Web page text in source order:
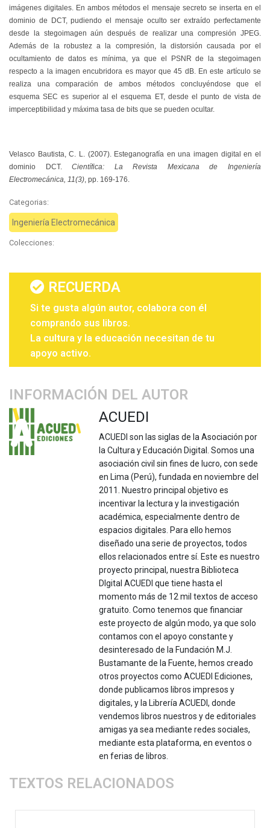
imágenes digitales. En ambos métodos el mensaje secreto se inserta en el
dominio de DCT, pudiendo el mensaje oculto ser extraído perfectamente
desde la stegoimagen aún después de realizar una compresión JPEG.
Además de la robustez a la compresión, la distorsión causada por el
ocultamiento de datos es mínima, ya que el PSNR de la stegoimagen
respecto a la imagen encubridora es mayor que 45 dB. En este artículo se
realiza una comparación de ambos métodos concluyéndose que el
esquema SEC es superior al el esquema ET, desde el punto de vista de
imperceptibilidad y máxima tasa de bits que se pueden ocultar.
Velasco Bautista, C. L. (2007). Esteganografía en una imagen digital en el
dominio DCT.Científica: La Revista Mexicana de Ingeniería
Electromecánica, 11(3), pp. 169-176.
Categorias:
Ingeniería Electromecánica
Colecciones:
RECUERDA
Si te gusta algún autor, colabora con él
comprando sus libros.
La cultura y la educación necesitan de tu
apoyo activo.
INFORMACIÓN DEL AUTOR
ACUEDI
ACUEDI son las siglas de la Asociación por
la Cultura y Educación Digital. Somos una
asociación civil sin fines de lucro, con sede
en Lima (Perú), fundada en noviembre del
2011. Nuestro principal objetivo es
incentivar la lectura y la investigación
académica, especialmente dentro de
espacios digitales. Para ello hemos
diseñado una serie de proyectos, todos
ellos relacionados entre sí. Este es nuestro
proyecto principal, nuestra Biblioteca
DIgital ACUEDI que tiene hasta el
momento más de 12 mil textos de acceso
gratuito. Como tenemos que financiar
este proyecto de algún modo, ya que solo
contamos con el apoyo constante y
desinteresado de la Fundación M.J.
Bustamante de la Fuente, hemos creado
otros proyectos como ACUEDI Ediciones,
donde publicamos libros impresos y
digitales, y la Librería ACUEDI, donde
vendemos libros nuestros y de editoriales
amigas ya sea mediante redes sociales,
mediante esta plataforma, en eventos o
en ferias de libros.
TEXTOS RELACIONADOS